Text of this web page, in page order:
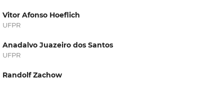
Vitor Afonso Hoeflich
UFPR
Anadalvo Juazeiro dos Santos
UFPR
Randolf Zachow